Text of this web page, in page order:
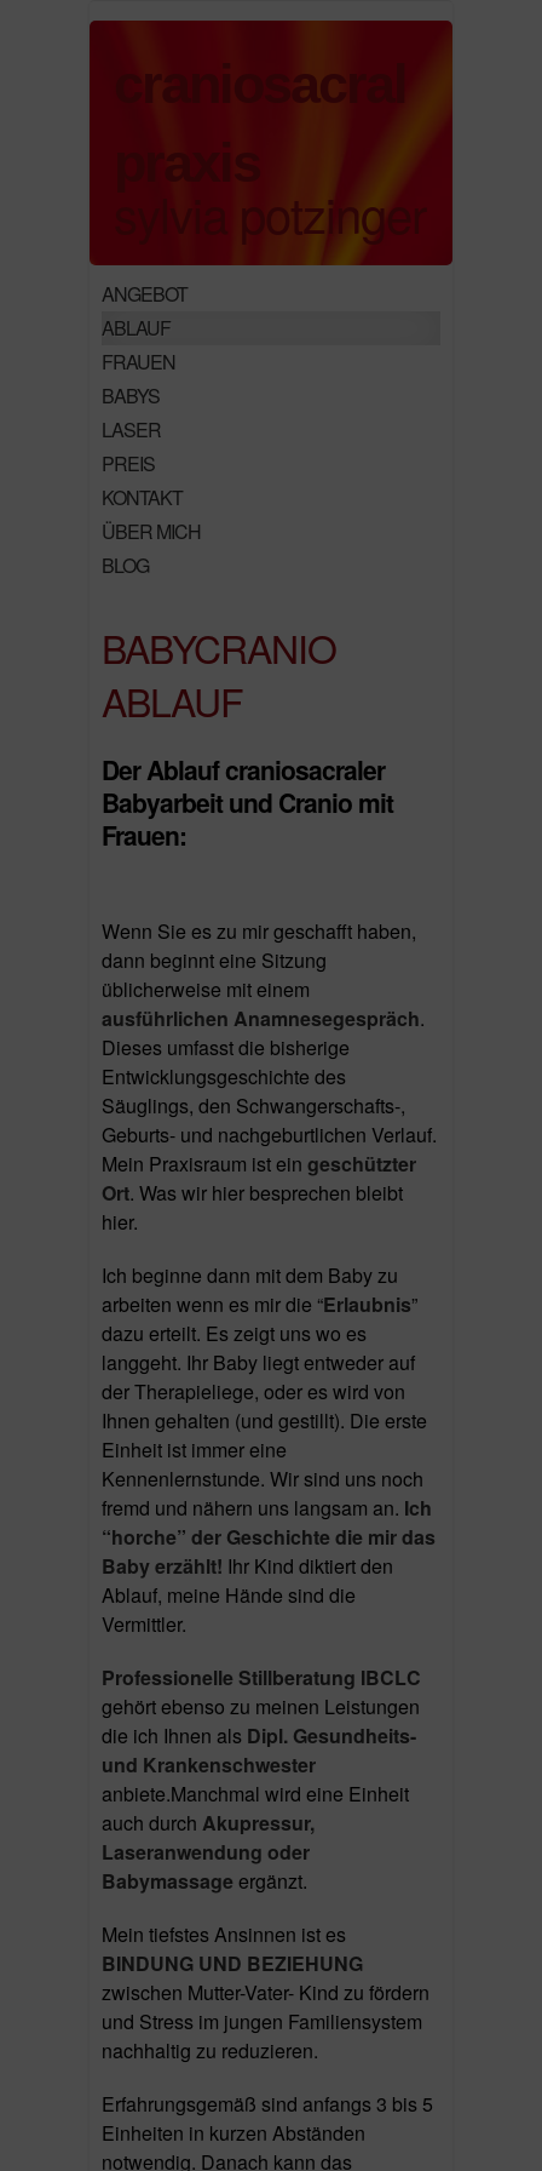
craniosacral
praxis
sylvia potzinger
ANGEBOT
ABLAUF
FRAUEN
BABYS
LASER
PREIS
KONTAKT
ÜBER MICH
BLOG
BABYCRANIO
ABLAUF
Der Ablauf craniosacraler
Babyarbeit und Cranio mit
Frauen:
Wenn Sie es zu mir geschafft haben,
dann beginnt eine Sitzung
üblicherweise mit einem
ausführlichen Anamnesegespräch.
Dieses umfasst die bisherige
Entwicklungsgeschichte des
Säuglings, den Schwangerschafts-,
Geburts- und nachgeburtlichen Verlauf.
Mein Praxisraum ist ein geschützter
Ort. Was wir hier besprechen bleibt
hier.
Ich beginne dann mit dem Baby zu
arbeiten wenn es mir die “Erlaubnis”
dazu erteilt. Es zeigt uns wo es
langgeht. Ihr Baby liegt entweder auf
der Therapieliege, oder es wird von
Ihnen gehalten (und gestillt). Die erste
Einheit ist immer eine
Kennenlernstunde. Wir sind uns noch
fremd und nähern uns langsam an. Ich
“horche” der Geschichte die mir das
Baby erzählt! Ihr Kind diktiert den
Ablauf, meine Hände sind die
Vermittler.
Professionelle Stillberatung IBCLC
gehört ebenso zu meinen Leistungen
die ich Ihnen als Dipl. Gesundheits-
und Krankenschwester
anbiete.Manchmal wird eine Einheit
auch durch Akupressur,
Laseranwendung oder
Babymassage ergänzt.
Mein tiefstes Ansinnen ist es
BINDUNG UND BEZIEHUNG
zwischen Mutter-Vater- Kind zu fördern
und Stress im jungen Familiensystem
nachhaltig zu reduzieren.
Erfahrungsgemäß sind anfangs 3 bis 5
Einheiten in kurzen Abständen
notwendig. Danach kann das